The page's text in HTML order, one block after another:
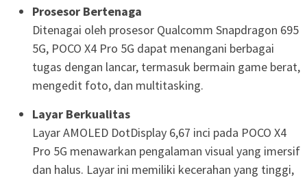
Prosesor Bertenaga
Ditenagai oleh prosesor Qualcomm Snapdragon 695
5G, POCO X4 Pro 5G dapat menangani berbagai
tugas dengan lancar, termasuk bermain game berat,
mengedit foto, dan multitasking.
Layar Berkualitas
Layar AMOLED DotDisplay 6,67 inci pada POCO X4
Pro 5G menawarkan pengalaman visual yang imersif
dan halus. Layar ini memiliki kecerahan yang tinggi,